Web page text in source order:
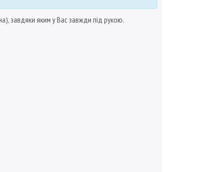
завдяки яким у Вас завжди під рукою.